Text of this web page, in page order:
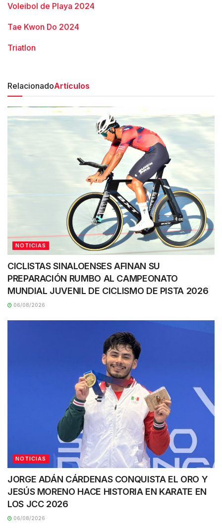
Voleibol de Playa 2024
Tae Kwon Do 2024
Triatlon
RelacionadoArtículos
NOTICIAS
CICLISTAS SINALOENSES AFINAN SU
PREPARACIÓN RUMBO AL CAMPEONATO
MUNDIAL JUVENIL DE CICLISMO DE PISTA 2026
06/08/2026
NOTICIAS
JORGE ADÁN CÁRDENAS CONQUISTA EL ORO Y
JESÚS MORENO HACE HISTORIA EN KARATE EN
LOS JCC 2026
06/08/2026